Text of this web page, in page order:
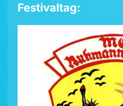
Festivaltag: